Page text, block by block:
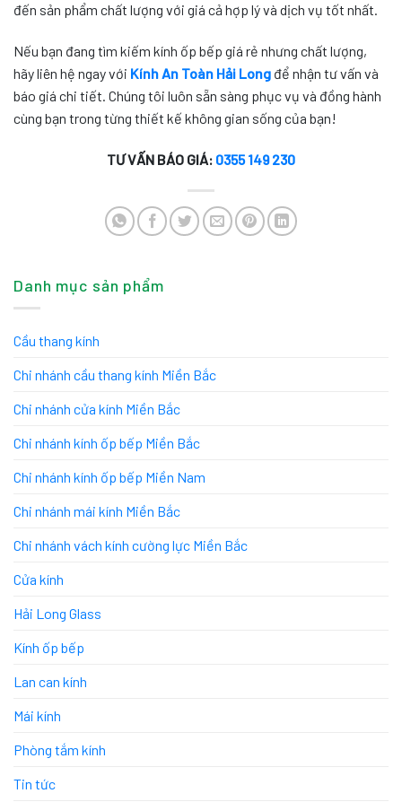
đến sản phẩm chất lượng với giá cả hợp lý và dịch vụ tốt nhất.
Nếu bạn đang tìm kiếm kính ốp bếp giá rẻ nhưng chất lượng,
hãy liên hệ ngay với Kính An Toàn Hải Long để nhận tư vấn và
báo giá chi tiết. Chúng tôi luôn sẵn sàng phục vụ và đồng hành
cùng bạn trong từng thiết kế không gian sống của bạn!
TƯ VẤN BÁO GIÁ: 0355 149 230
Danh mục sản phẩm
Cầu thang kính
Chi nhánh cầu thang kính Miền Bắc
Chi nhánh cửa kính Miền Bắc
Chi nhánh kính ốp bếp Miền Bắc
Chi nhánh kính ốp bếp Miền Nam
Chi nhánh mái kính Miền Bắc
Chi nhánh vách kính cường lực Miền Bắc
Cửa kính
Hải Long Glass
Kính ốp bếp
Lan can kính
Mái kính
Phòng tắm kính
Tin tức